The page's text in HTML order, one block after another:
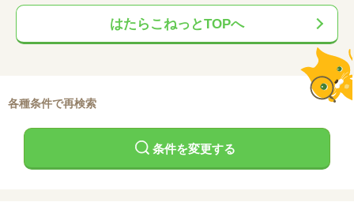
はたらこねっとTOPへ
各種条件で再検索
条件を変更する